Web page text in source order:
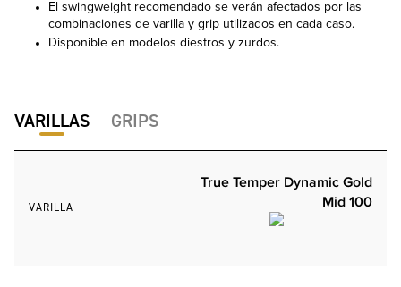
El swingweight recomendado se verán afectados por las
combinaciones de varilla y grip utilizados en cada caso.
Disponible en modelos diestros y zurdos.
VARILLAS GRIPS
VARILLA
True Temper Dynamic Gold
Mid 100